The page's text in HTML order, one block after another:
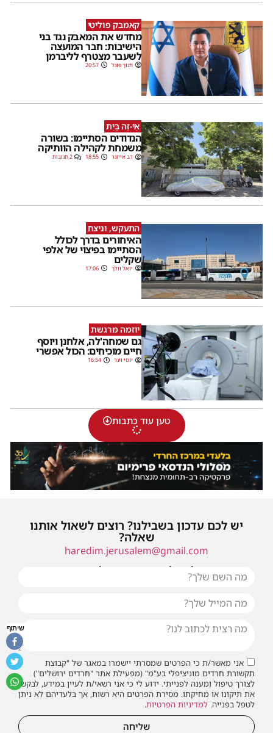
קאמבק פוליטי
מחדש את המאבק נגד בני
הישיבות: חבר המועצה
לשעבר מצטרף לליברמן
חנוך פוגל 20:57
אֵי-זֶה בַּיִת
הנדודים הסתיימו: בשורה
משמחת לקהילה הוותיקה
דב אייזנר 18:55 2 תגובות
התעקש, וניצח
האיחורים בדרך לכולל
הסתיימו בפיצוי של אלפי
שקלים
יואל וולך 17:06
יוזמה מרגשת
גם שמחה'לה, אלחנן ויוסף
חיים מוכיחים: הכול אפשרי
יוסי וינר 16:54
טען עוד כתבות
יש לכם עדכון בשבילנו? רוצים לשאול אותנו
שאלה?
haredim.jerusalem@gmail.com
או שילחו אלינו פנייה ונחזור אליכם בהקדם
אני מאשר/ת כי הפרטים שמסרתי יישמרו במאגר של "קבוצת
תקשורת חרדים מוניציפלי בע"מ" (מפעילת אתר "חרדים ירושלים")
לצורך טיפול ומענה לפנייתי. ידוע לי כי אני רשאי/ת לעיין במידע, לבקש
את תיקונו או מחיקתו. מסירת הפרטים היא רשות, אך בלעדיהם לא ניתן
לטפל בפנייה. למדיניות הפרטיות.
שליחה
שיתוף